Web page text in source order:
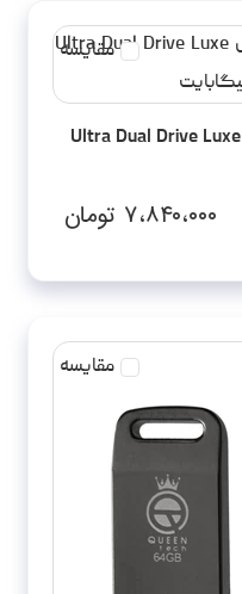
مقایسه
فلش مموری سن دیسک مدل Ultra Dual Drive Luxe
۷،۸۴۰،۰۰۰ تومان
مقایسه